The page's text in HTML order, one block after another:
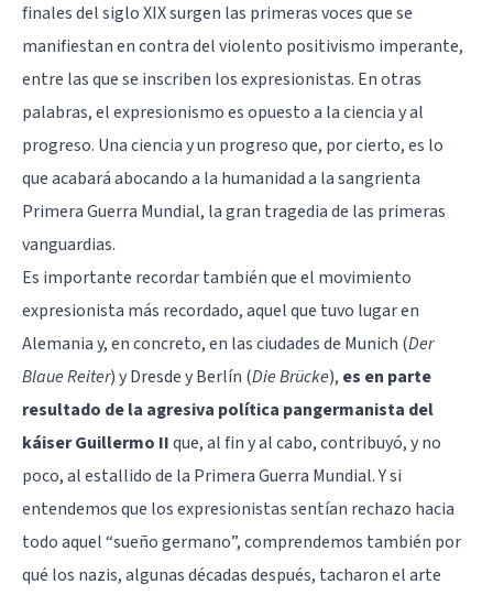
finales del siglo XIX surgen las primeras voces que se
manifiestan en contra del violento positivismo imperante,
entre las que se inscriben los expresionistas. En otras
palabras, el expresionismo es opuesto a la ciencia y al
progreso. Una ciencia y un progreso que, por cierto, es lo
que acabará abocando a la humanidad a la sangrienta
Primera Guerra Mundial, la gran tragedia de las primeras
vanguardias.
Es importante recordar también que el movimiento
expresionista más recordado, aquel que tuvo lugar en
Alemania y, en concreto, en las ciudades de Munich (Der
Blaue Reiter) y Dresde y Berlín (Die Brücke), es en parte
resultado de la agresiva política pangermanista del
káiser Guillermo IIque, al fin y al cabo, contribuyó, y no
poco, al estallido de la Primera Guerra Mundial. Y si
entendemos que los expresionistas sentían rechazo hacia
todo aquel “sueño germano”, comprendemos también por
qué los nazis, algunas décadas después, tacharon el arte